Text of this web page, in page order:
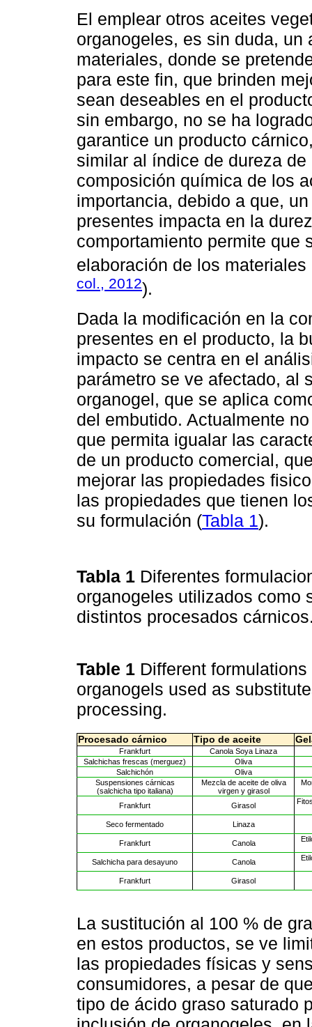
El emplear otros aceites
organogeles, es sin duda,
materiales, donde se
para este fin, que brinden
sean deseables en el
sin embargo, no se ha
garantice un producto
similar al índice de dureza
composición química de los
importancia, debido a que,
presentes impacta en la
comportamiento permite que
elaboración de los
col., 2012).
Dada la modificación en la
presentes en el producto, la
impacto se centra en el
parámetro se ve afectado, al
organogel, que se aplica
del embutido. Actualmente
que permita igualar las
de un producto comercial,
mejorar las propiedades
las propiedades que tienen
su formulación (Tabla 1).
Tabla 1 Diferentes
organogeles utilizados como
distintos procesados
Table 1 Different
organogels used as
processing.
Procesado cárnico Tipo de aceite
Frankfurt
Canola Soya Linaza
Salchichas frescas (merguez)
Oliva
Salchichón
Oliva
Suspensiones cárnicas
(salchicha tipo italiana)
Mezcla de aceite de oliva
virgen y girasol
Frankfurt Girasol
Seco fermentado Linaza
Frankfurt Canola
Salchicha para desayuno Canola
Frankfurt Girasol
La sustitución al 100 % de
en estos productos, se ve
las propiedades físicas y
consumidores, a pesar de
tipo de ácido graso saturado